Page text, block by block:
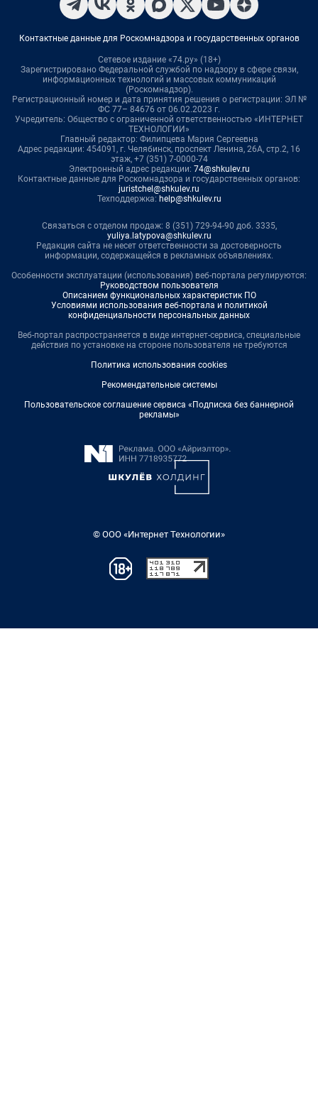
Контактные данные для Роскомнадзора и государственных органов
Сетевое издание «74.ру» (18+)
Зарегистрировано Федеральной службой по надзору в сфере связи,
информационных технологий и массовых коммуникаций
(Роскомнадзор).
Регистрационный номер и дата принятия решения о регистрации: ЭЛ №
ФС 77– 84676 от 06.02.2023 г.
Учредитель: Общество с ограниченной ответственностью «ИНТЕРНЕТ
ТЕХНОЛОГИИ»
Главный редактор: Филипцева Мария Сергеевна
Адрес редакции: 454091, г. Челябинск, проспект Ленина, 26А, стр.2, 16
этаж, +7 (351) 7-0000-74
Электронный адрес редакции: 74@shkulev.ru
Контактные данные для Роскомнадзора и государственных органов:
juristchel@shkulev.ru
Техподдержка: help@shkulev.ru
Связаться с отделом продаж: 8 (351) 729-94-90 доб. 3335,
yuliya.latypova@shkulev.ru
Редакция сайта не несет ответственности за достоверность
информации, содержащейся в рекламных объявлениях.
Особенности эксплуатации (использования) веб-портала регулируются:
Руководством пользователя
Описанием функциональных характеристик ПО
Условиями использования веб-портала и политикой
конфиденциальности персональных данных
Веб-портал распространяется в виде интернет-сервиса, специальные
действия по установке на стороне пользователя не требуются
Политика использования cookies
Рекомендательные системы
Пользовательское соглашение сервиса «Подписка без баннерной
рекламы»
© ООО «Интернет Технологии»